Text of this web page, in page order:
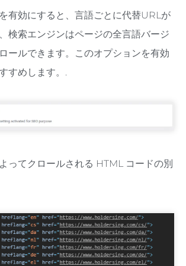
有効にすると、言語ごとに代替URLが
検索エンジンはページの全言語バージ
ールできます。このオプションを有効
すめします。.
ってクロールされる HTML コードの別